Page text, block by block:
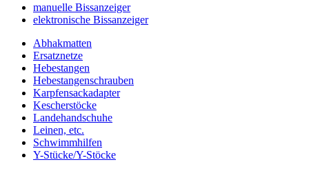
manuelle Bissanzeiger
elektronische Bissanzeiger
Abhakmatten
Ersatznetze
Hebestangen
Hebestangenschrauben
Karpfensackadapter
Kescherstöcke
Landehandschuhe
Leinen, etc.
Schwimmhilfen
Y-Stücke/Y-Stöcke